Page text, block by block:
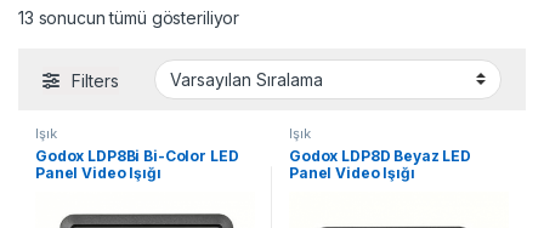
13 sonucun tümü gösteriliyor
Filters
Işık
Godox LDP8Bi Bi-Color LED
Panel Video Işığı
Işık
Godox LDP8D Beyaz LED
Panel Video Işığı